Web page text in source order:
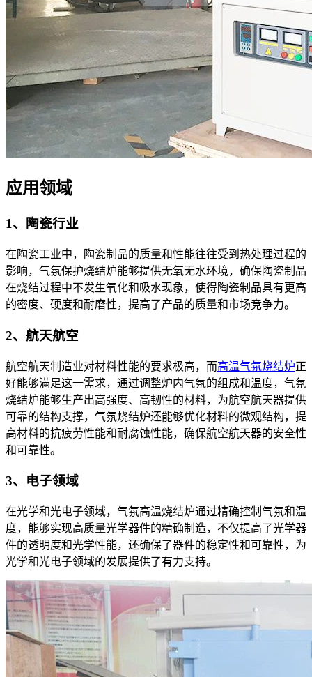
应用领域
1、陶瓷行业
在陶瓷工业中，陶瓷制品的质量和性能往往受到热处理过程的
影响，气氛保护烧结炉能够提供无氧无水环境，确保陶瓷制品
在烧结过程中不发生氧化和吸水现象，使得陶瓷制品具有更高
的密度、硬度和耐磨性，提高了产品的质量和市场竞争力。
2、航天航空
航空航天制造业对材料性能的要求极高，而高温气氛烧结炉正
好能够满足这一需求，通过调整炉内气氛的组成和温度，气氛
烧结炉能够生产出高强度、高韧性的材料，为航空航天器提供
可靠的结构支撑，气氛烧结炉还能够优化材料的微观结构，提
高材料的抗疲劳性能和耐腐蚀性能，确保航空航天器的安全性
和可靠性。
3、电子领域
在光学和光电子领域，气氛高温烧结炉通过精确控制气氛和温
度，能够实现高质量光学器件的精确制造，不仅提高了光学器
件的透明度和光学性能，还确保了器件的稳定性和可靠性，为
光学和光电子领域的发展提供了有力支持。